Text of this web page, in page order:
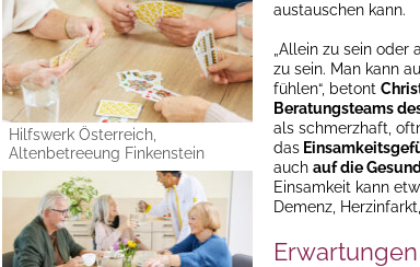
Hilfswerk Österreich,
Altenbetreeung Finkenstein
austauschen kann.
„Allein zu sein
zu sein. Man kann
fühlen“, betont
Beratungsteams
als schmerzhaft,
das
auch auf die
Einsamkeit kann
Demenz,